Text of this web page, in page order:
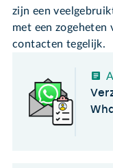
zijn een
met een zogeheten
contacten tegelijk.